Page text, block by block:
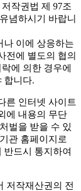
작권법 제 97조
념하시기 바랍니
나 이에 상응하는
전에 별도의 협의
에 의한 경우에
합니다.
른 인터넷 사이트
에 내용의 무단
벌을 받을 수 있
관 홈페이지로
반드시 통지하여
저작재산권의 전